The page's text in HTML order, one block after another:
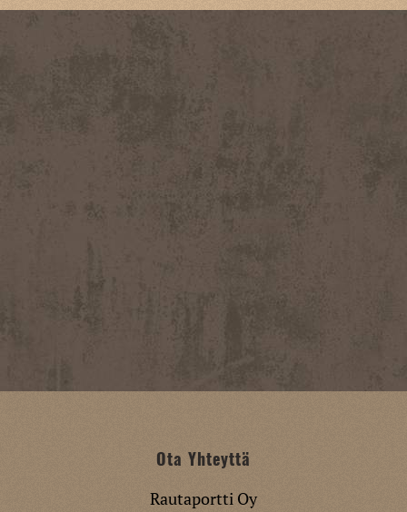
Ota Yhteyttä
Rautaportti Oy